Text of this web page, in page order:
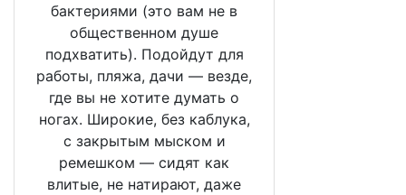
бактериями (это вам не в
общественном душе
подхватить). Подойдут для
работы, пляжа, дачи — везде,
где вы не хотите думать о
ногах. Широкие, без каблука,
с закрытым мыском и
ремешком — сидят как
влитые, не натирают, даже